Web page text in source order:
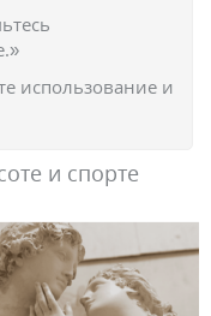
использование и
и спорте